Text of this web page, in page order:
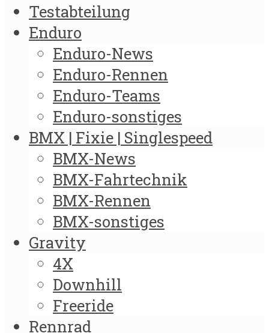
Testabteilung
Enduro
Enduro-News
Enduro-Rennen
Enduro-Teams
Enduro-sonstiges
BMX | Fixie | Singlespeed
BMX-News
BMX-Fahrtechnik
BMX-Rennen
BMX-sonstiges
Gravity
4X
Downhill
Freeride
Rennrad